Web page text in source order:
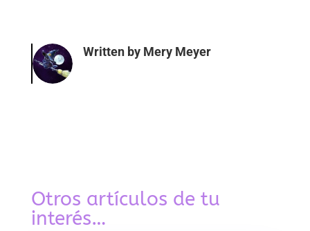
Written by Mery Meyer
Otros artículos de tu
interés…